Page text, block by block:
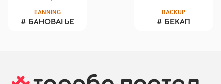
BANNING
# БАНОВАЊЕ
BACKUP
# БЕКАП